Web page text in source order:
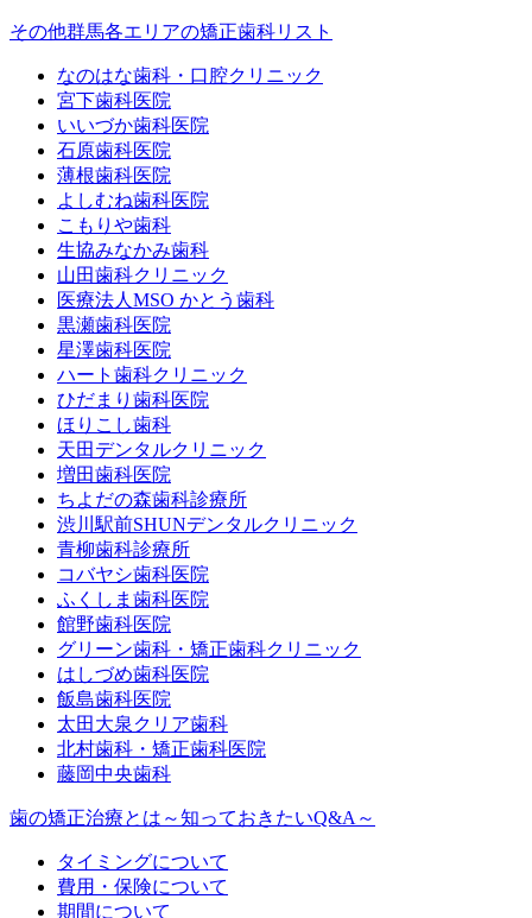
その他群馬各エリアの矯正歯科リスト
なのはな歯科・口腔クリニック
宮下歯科医院
いいづか歯科医院
石原歯科医院
薄根歯科医院
よしむね歯科医院
こもりや歯科
生協みなかみ歯科
山田歯科クリニック
医療法人MSO かとう歯科
黒瀬歯科医院
星澤歯科医院
ハート歯科クリニック
ひだまり歯科医院
ほりこし歯科
天田デンタルクリニック
増田歯科医院
ちよだの森歯科診療所
渋川駅前SHUNデンタルクリニック
青柳歯科診療所
コバヤシ歯科医院
ふくしま歯科医院
館野歯科医院
グリーン歯科・矯正歯科クリニック
はしづめ歯科医院
飯島歯科医院
太田大泉クリア歯科
北村歯科・矯正歯科医院
藤岡中央歯科
歯の矯正治療とは～知っておきたいQ&A～
タイミングについて
費用・保険について
期間について